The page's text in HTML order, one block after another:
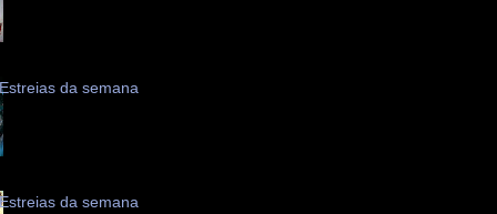
da semana
da semana